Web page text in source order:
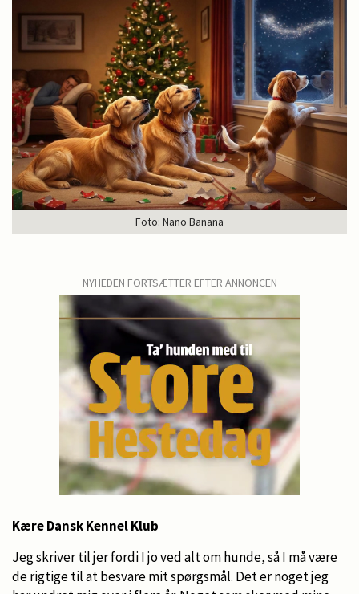
Foto: Nano Banana
NYHEDEN FORTSÆTTER EFTER ANNONCEN
Kære Dansk Kennel Klub
Jeg skriver til jer fordi I jo ved alt om hunde, så I må være
de rigtige til at besvare mit spørgsmål. Det er noget jeg